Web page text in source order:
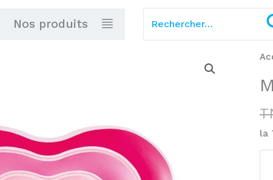
Nos produits
la